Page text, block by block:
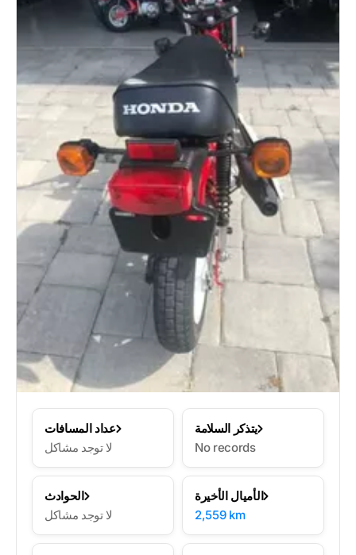
عداد المسافات
لا توجد مشاكل
يتذكر السلامة
No records
الحوادث
لا توجد مشاكل
الأميال الأخيرة
2,559 km